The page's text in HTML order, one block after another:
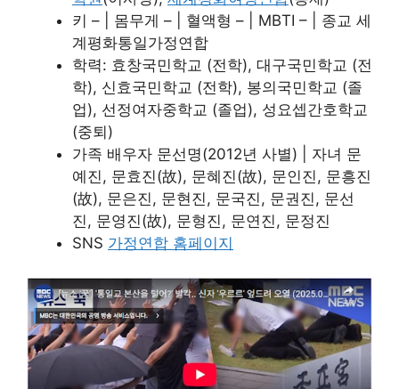
키 – | 몸무게 – | 혈액형 – | MBTI – | 종교 세
계평화통일가정연합
학력: 효창국민학교 (전학), 대구국민학교 (전
학), 신효국민학교 (전학), 봉의국민학교 (졸
업), 선정여자중학교 (졸업), 성요셉간호학교
(중퇴)
가족 배우자 문선명(2012년 사별) | 자녀 문
예진, 문효진(故), 문혜진(故), 문인진, 문흥진
(故), 문은진, 문현진, 문국진, 문권진, 문선
진, 문영진(故), 문형진, 문연진, 문정진
SNS 가정연합 홈페이지